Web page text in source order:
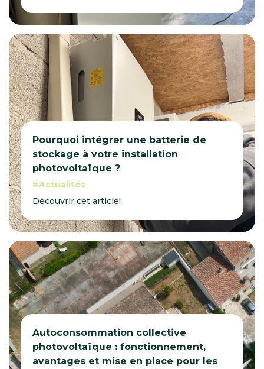
Pourquoi intégrer une batterie de
stockage à votre installation
photovoltaïque ?
Actualités
Découvrir cet article!
Autoconsommation collective
photovoltaïque : fonctionnement,
avantages et mise en place pour les